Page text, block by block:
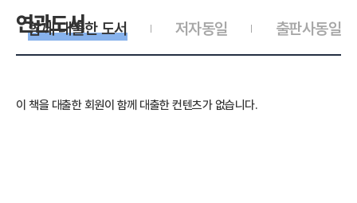
연관도서 출판사동일
저자동일
함께 대출한 도서
이 책을 대출한 회원이 함께 대출한 컨텐츠가 없습니다.